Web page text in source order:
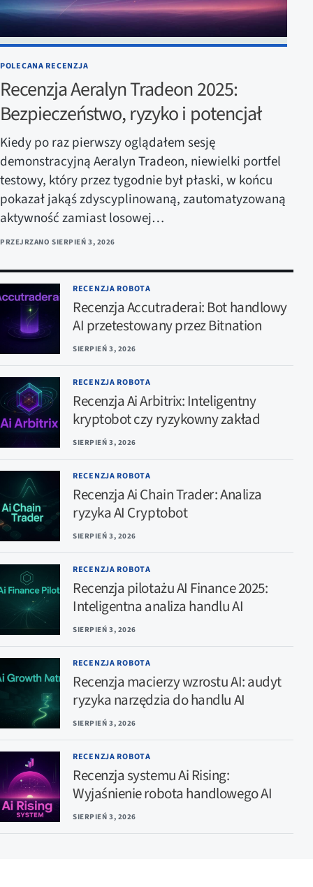
POLECANA RECENZJA
Recenzja Aeralyn Tradeon 2025:
Bezpieczeństwo, ryzyko i potencjał
Kiedy po raz pierwszy oglądałem sesję
demonstracyjną Aeralyn Tradeon, niewielki portfel
testowy, który przez tygodnie był płaski, w końcu
pokazał jakąś zdyscyplinowaną, zautomatyzowaną
aktywność zamiast losowej…
PRZEJRZANOSIERPIEŃ 3, 2026
RECENZJA ROBOTA
Recenzja Accutraderai: Bot handlowy
AI przetestowany przez Bitnation
SIERPIEŃ 3, 2026
RECENZJA ROBOTA
Recenzja Ai Arbitrix: Inteligentny
kryptobot czy ryzykowny zakład
SIERPIEŃ 3, 2026
RECENZJA ROBOTA
Recenzja Ai Chain Trader: Analiza
ryzyka AI Cryptobot
SIERPIEŃ 3, 2026
RECENZJA ROBOTA
Recenzja pilotażu AI Finance 2025:
Inteligentna analiza handlu AI
SIERPIEŃ 3, 2026
RECENZJA ROBOTA
Recenzja macierzy wzrostu AI: audyt
ryzyka narzędzia do handlu AI
SIERPIEŃ 3, 2026
RECENZJA ROBOTA
Recenzja systemu Ai Rising:
Wyjaśnienie robota handlowego AI
SIERPIEŃ 3, 2026